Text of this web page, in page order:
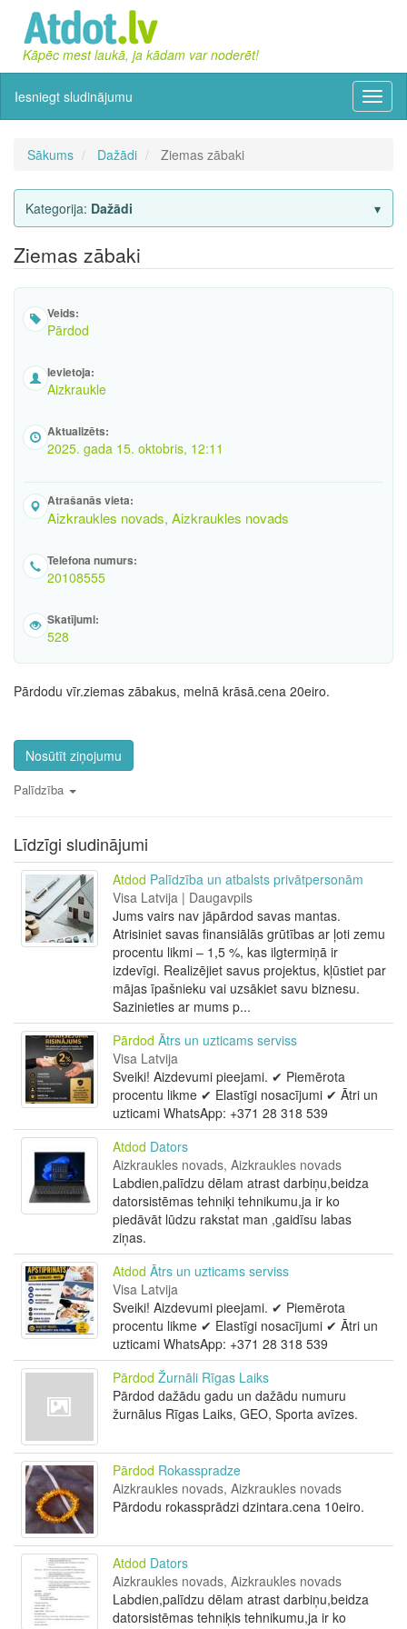
Kāpēc mest laukā, ja kādam var noderēt!
Iesniegt sludinājumu
Sākums Dažādi Ziemas zābaki
Kategorija: Dažādi
Ziemas zābaki
Veids:
Pārdod
Ievietoja:
Aizkraukle
Aktualizēts:
2025. gada 15. oktobris, 12:11
Atrašanās vieta:
Aizkraukles novads, Aizkraukles novads
Telefona numurs:
20108555
Skatījumi:
528
Pārdodu vīr.ziemas zābakus, melnā krāsā.cena 20eiro.
Nosūtīt ziņojumu
Palīdzība
Līdzīgi sludinājumi
Atdod Palīdzība un atbalsts privātpersonām
Visa Latvija | Daugavpils
Jums vairs nav jāpārdod savas mantas.
Atrisiniet savas finansiālās grūtības ar ļoti zemu
procentu likmi – 1,5 %, kas ilgtermiņā ir
izdevīgi. Realizējiet savus projektus, kļūstiet par
mājas īpašnieku vai uzsākiet savu biznesu.
Sazinieties ar mums p...
Pārdod Ātrs un uzticams serviss
Visa Latvija
Sveiki! Aizdevumi pieejami. ✔ Piemērota
procentu likme ✔ Elastīgi nosacījumi ✔ Ātri un
uzticami WhatsApp: +371 28 318 539
Atdod Dators
Aizkraukles novads, Aizkraukles novads
Labdien,palīdzu dēlam atrast darbiņu,beidza
datorsistēmas tehniķi tehnikumu,ja ir ko
piedāvāt lūdzu rakstat man ,gaidīsu labas
ziņas.
Atdod Ātrs un uzticams serviss
Visa Latvija
Sveiki! Aizdevumi pieejami. ✔ Piemērota
procentu likme ✔ Elastīgi nosacījumi ✔ Ātri un
uzticami WhatsApp: +371 28 318 539
Pārdod Žurnāli Rīgas Laiks
Pārdod dažādu gadu un dažādu numuru
žurnālus Rīgas Laiks, GEO, Sporta avīzes.
Pārdod Rokasspradze
Aizkraukles novads, Aizkraukles novads
Pārdodu rokassprādzi dzintara.cena 10eiro.
Atdod Dators
Aizkraukles novads, Aizkraukles novads
Labdien,palīdzu dēlam atrast darbiņu,beidza
datorsistēmas tehniķis tehnikumu,ja ir ko